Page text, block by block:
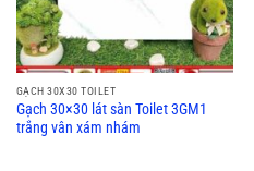
GẠCH 30X30 TOILET
Gạch 30×30 lát sàn Toilet 3GM1
trắng vân xám nhám